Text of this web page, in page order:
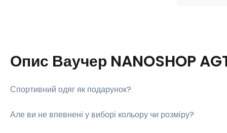
Опис Ваучер NANOSHOP
Спортивний одяг як подарунок?
Але ви не впевнені у виборі кольору чи розміру?